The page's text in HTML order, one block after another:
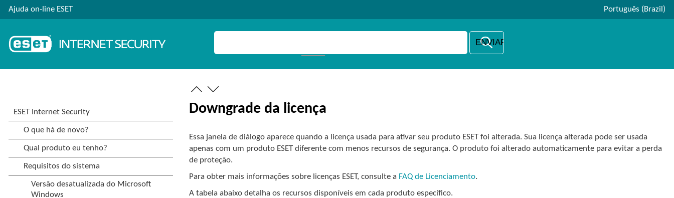
Ajuda on-line ESET Português (Brazil)
Downgrade da licença
Essa janela de diálogo aparece quando a licença usada para ativar seu produto ESET foi alterada. Sua licença alterada pode ser usada
apenas com um produto ESET diferente com menos recursos de segurança. O produto foi alterado automaticamente para evitar a perda
de proteção.
Para obter mais informações sobre licenças ESET, consulte a FAQ de Licenciamento.
A tabela abaixo detalha os recursos disponíveis em cada produto específico.